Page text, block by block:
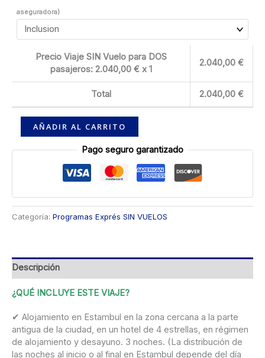
aseguradora)
Precio Viaje SIN Vuelo para DOS
pasajeros: 2.040,00€ x 1
2.040,00 €
Total 2.040,00 €
AÑADIR AL CARRITO
Pago seguro garantizado
Categoría: Programas Exprés SIN VUELOS
Descripción
¿QUÉ INCLUYE ESTE VIAJE?
✔ Alojamiento en Estambul en la zona cercana a la parte
antigua de la ciudad, en un hotel de 4 estrellas, en régimen
de alojamiento y desayuno. 3 noches. (La distribución de
las noches al inicio o al final en Estambul depende del día